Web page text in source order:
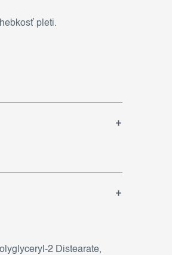
pleti.
2 Distearate,